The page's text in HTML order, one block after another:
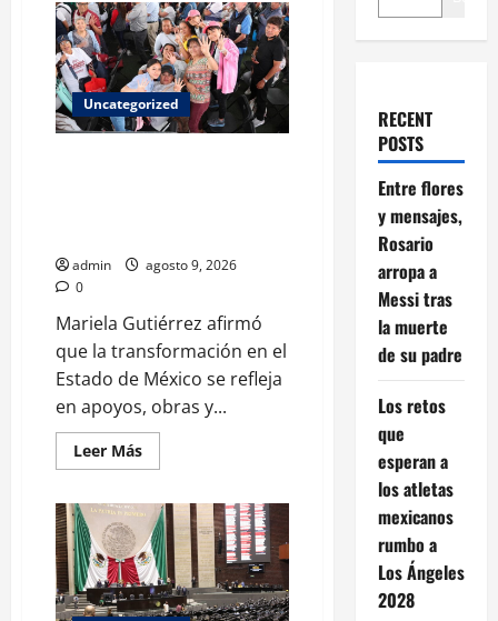
Uncategorized
admin
agosto 9, 2026
0
Mariela Gutiérrez afirmó
que la transformación en el
Estado de México se refleja
en apoyos, obras y...
Leer MásLeer
más
Mariela
Gutiérrez:
la
transformación
en
el
Edomex
RECENT
POSTS
Entre flores
y mensajes,
Rosario
arropa a
Messi tras
la muerte
de su padre
Los retos
que
esperan a
los atletas
mexicanos
rumbo a
Los Ángeles
2028